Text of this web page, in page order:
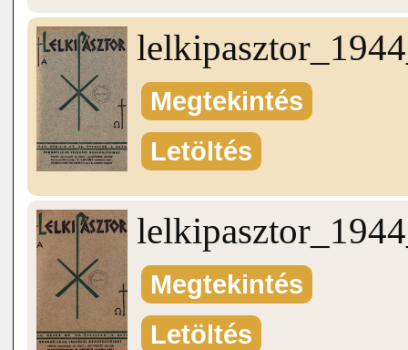
Megtekintés
Letöltés
Megtekintés
Letöltés